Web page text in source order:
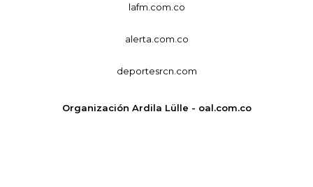
lafm.com.co
alerta.com.co
deportesrcn.com
Organización Ardila Lülle - oal.com.co